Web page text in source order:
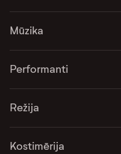
Mūzika
Performanti
Režija
Kostimērija